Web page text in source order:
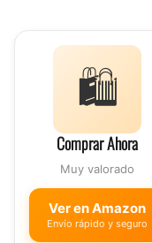
🛍️
Comprar Ahora
Muy valorado
Ver en Amazon
Envío rápido y seguro